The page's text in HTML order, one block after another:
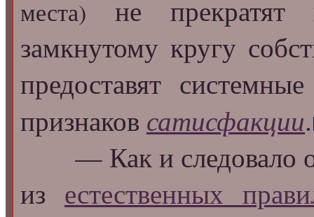
места)
не прекратят
замкнутому кругу
предоставят
признаков сатисфакции.
— Как и следовало
из естественных